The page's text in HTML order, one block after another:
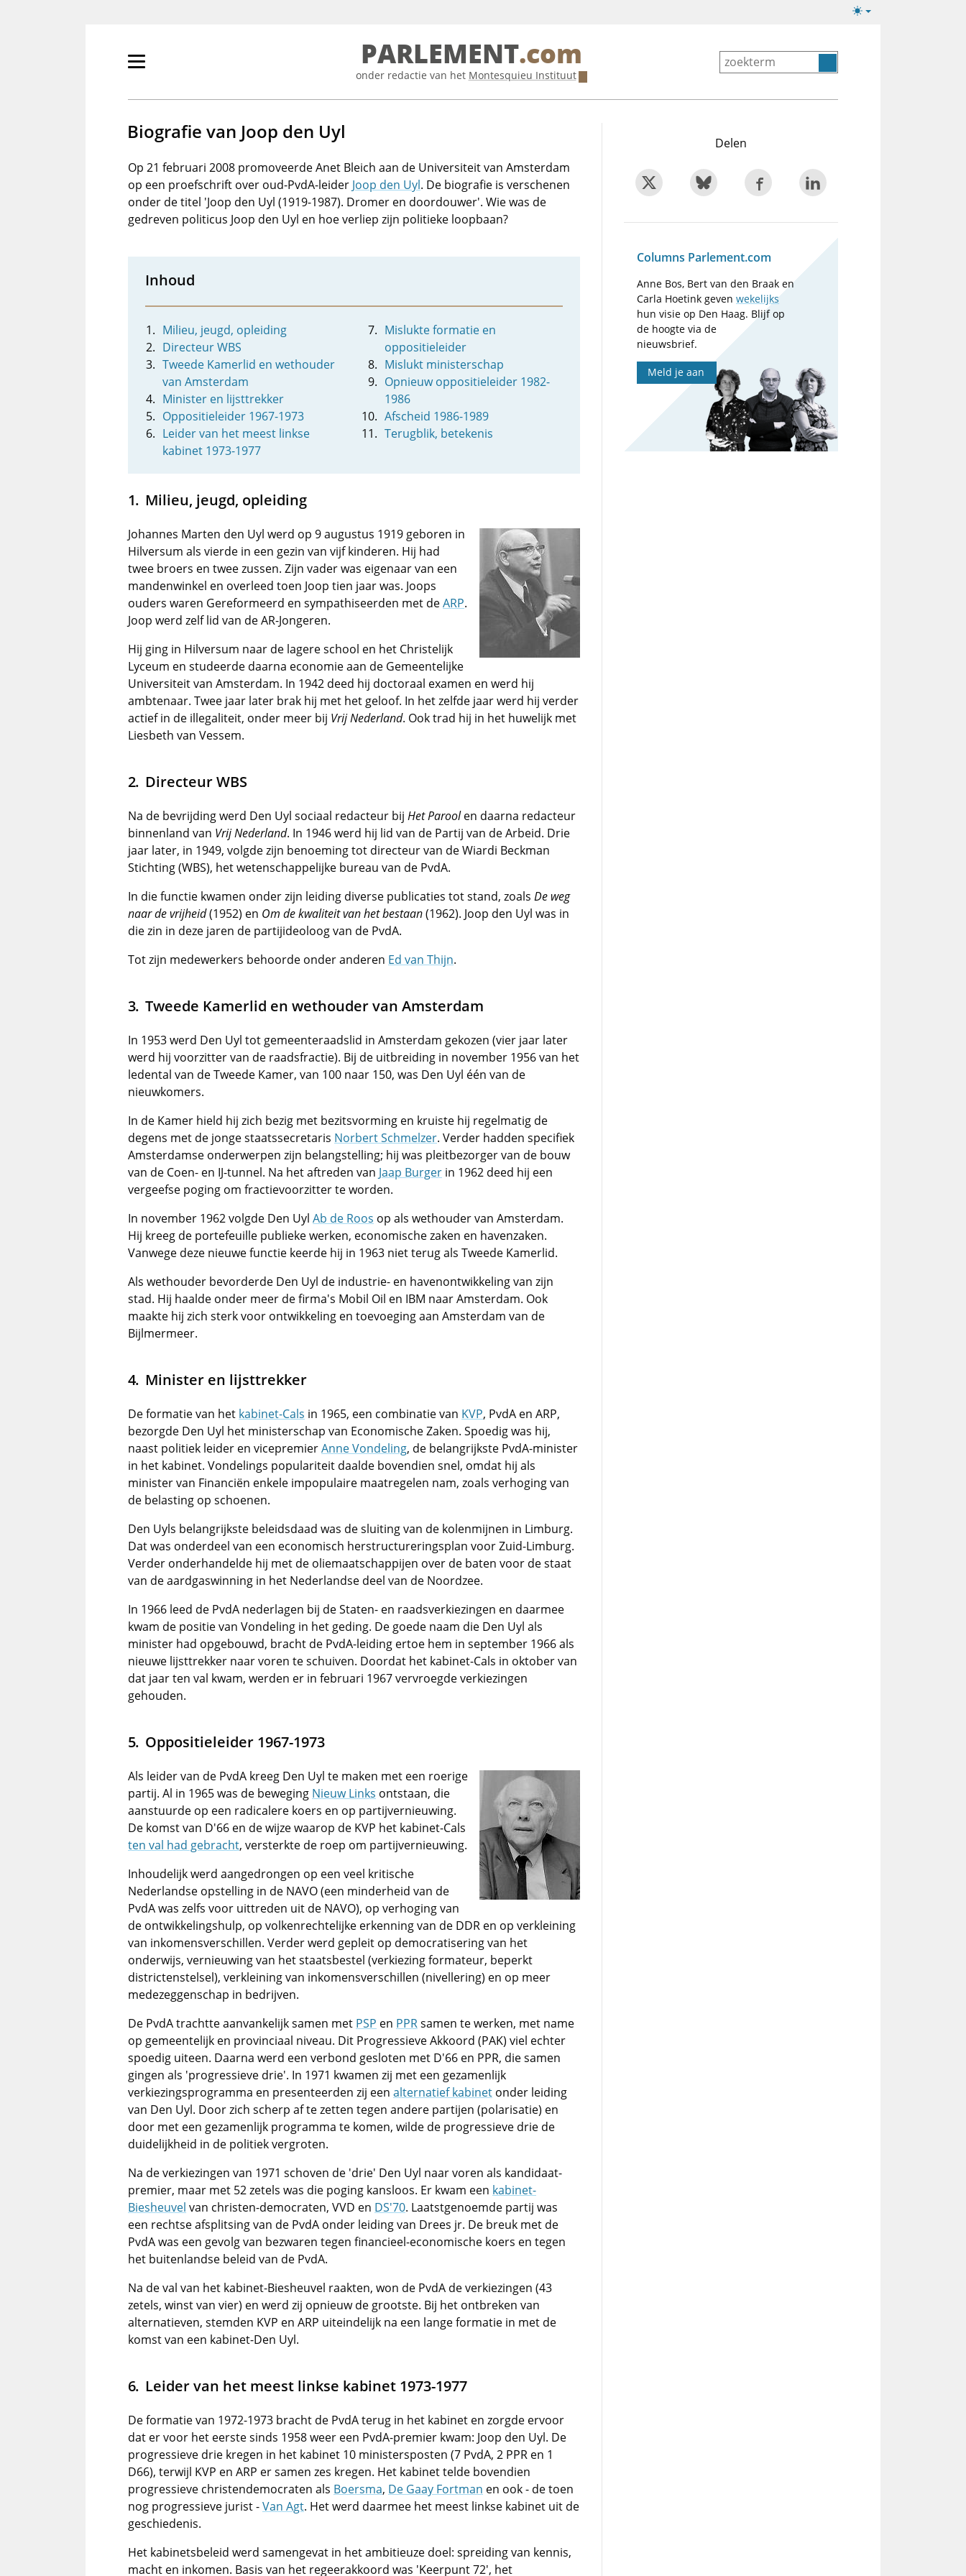
Lichte/donkere
Primair
tonen/verbergen
PARLEMENT.com
onder redactie van het Montesquieu Instituut
Biografie van Joop den Uyl
Op 21 februari 2008 promoveerde Anet Bleich aan de Universiteit van Amsterdam
op een proefschrift over oud-PvdA-leider Joop den Uyl. De biografie is verschenen
onder de titel 'Joop den Uyl (1919-1987). Dromer en doordouwer'. Wie was de
gedreven politicus Joop den Uyl en hoe verliep zijn politieke loopbaan?
Inhoud
Milieu, jeugd, opleiding
Directeur WBS
Tweede Kamerlid en wethouder
van Amsterdam
Minister en lijsttrekker
Oppositieleider 1967-1973
Leider van het meest linkse
kabinet 1973-1977
Mislukte formatie en
oppositieleider
Mislukt ministerschap
Opnieuw oppositieleider 1982-
1986
Afscheid 1986-1989
Terugblik, betekenis
Milieu, jeugd, opleiding
Johannes Marten den Uyl werd op 9 augustus 1919 geboren in
Hilversum als vierde in een gezin van vijf kinderen. Hij had
twee broers en twee zussen. Zijn vader was eigenaar van een
mandenwinkel en overleed toen Joop tien jaar was. Joops
ouders waren Gereformeerd en sympathiseerden met deARP.
Joop werd zelf lid van de AR-Jongeren.
Hij ging in Hilversum naar de lagere school en het Christelijk
Lyceum en studeerde daarna economie aan de Gemeentelijke
Universiteit van Amsterdam. In 1942 deed hij doctoraal examen en werd hij
ambtenaar. Twee jaar later brak hij met het geloof. In het zelfde jaar werd hij verder
actief in de illegaliteit, onder meer bij Vrij Nederland. Ook trad hij in het huwelijk met
Liesbeth van Vessem.
Directeur WBS
Na de bevrijding werd Den Uyl sociaal redacteur bij Het Paroolen daarna redacteur
binnenland van Vrij Nederland. In 1946 werd hij lid van de Partij van de Arbeid. Drie
jaar later, in 1949, volgde zijn benoeming tot directeur van de Wiardi Beckman
Stichting (WBS), het wetenschappelijke bureau van de PvdA.
In die functie kwamen onder zijn leiding diverse publicaties tot stand, zoals De weg
naar de vrijheid(1952) en Om de kwaliteit van het bestaan(1962). Joop den Uyl was in
die zin in deze jaren de partijideoloog van de PvdA.
Tot zijn medewerkers behoorde onder anderen Ed van Thijn.
Tweede Kamerlid en wethouder van Amsterdam
In 1953 werd Den Uyl tot gemeenteraadslid in Amsterdam gekozen (vier jaar later
werd hij voorzitter van de raadsfractie). Bij de uitbreiding in november 1956 van het
ledental van de Tweede Kamer, van 100 naar 150, was Den Uyl één van de
nieuwkomers.
In de Kamer hield hij zich bezig met bezitsvorming en kruiste hij regelmatig de
degens met de jonge staatssecretaris Norbert Schmelzer. Verder hadden specifiek
Amsterdamse onderwerpen zijn belangstelling; hij was pleitbezorger van de bouw
van de Coen- en IJ-tunnel. Na het aftreden van Jaap Burger in 1962 deed hij een
vergeefse poging om fractievoorzitter te worden.
In november 1962 volgde Den Uyl Ab de Roos op als wethouder van Amsterdam.
Hij kreeg de portefeuille publieke werken, economische zaken en havenzaken.
Vanwege deze nieuwe functie keerde hij in 1963 niet terug als Tweede Kamerlid.
Als wethouder bevorderde Den Uyl de industrie- en havenontwikkeling van zijn
stad. Hij haalde onder meer de firma's Mobil Oil en IBM naar Amsterdam. Ook
maakte hij zich sterk voor ontwikkeling en toevoeging aan Amsterdam van de
Bijlmermeer.
Minister en lijsttrekker
De formatie van het kabinet-Cals in 1965, een combinatie van KVP, PvdA en ARP,
bezorgde Den Uyl het ministerschap van Economische Zaken. Spoedig was hij,
naast politiek leider en vicepremierAnne Vondeling, de belangrijkste PvdA-minister
in het kabinet. Vondelings populariteit daalde bovendien snel, omdat hij als
minister van Financiën enkele impopulaire maatregelen nam, zoals verhoging van
de belasting op schoenen.
Den Uyls belangrijkste beleidsdaad was de sluiting van de kolenmijnen in Limburg.
Dat was onderdeel van een economisch herstructureringsplan voor Zuid-Limburg.
Verder onderhandelde hij met de oliemaatschappijen over de baten voor de staat
van de aardgaswinning in het Nederlandse deel van de Noordzee.
In 1966 leed de PvdA nederlagen bij de Staten- en raadsverkiezingen en daarmee
kwam de positie van Vondeling in het geding. De goede naam die Den Uyl als
minister had opgebouwd, bracht de PvdA-leiding ertoe hem in september 1966 als
nieuwe lijsttrekker naar voren te schuiven. Doordat het kabinet-Cals in oktober van
dat jaar ten val kwam, werden er in februari 1967 vervroegde verkiezingen
gehouden.
Oppositieleider 1967-1973
Als leider van de PvdA kreeg Den Uyl te maken met een roerige
partij. Al in 1965 was de beweging Nieuw Links ontstaan, die
aanstuurde op een radicalere koers en op partijvernieuwing.
De komst van D'66 en de wijze waarop de KVP het kabinet-Cals
ten val had gebracht, versterkte de roep om partijvernieuwing.
Inhoudelijk werd aangedrongen op een veel kritische
Nederlandse opstelling in de NAVO (een minderheid van de
PvdA was zelfs voor uittreden uit de NAVO), op verhoging van
de ontwikkelingshulp, op volkenrechtelijke erkenning van de DDR en op verkleining
van inkomensverschillen. Verder werd gepleit op democratisering van het
onderwijs, vernieuwing van het staatsbestel (verkiezing formateur, beperkt
districtenstelsel), verkleining van inkomensverschillen (nivellering) en op meer
medezeggenschap in bedrijven.
De PvdA trachtte aanvankelijk samen met PSP en PPRsamen te werken, met name
op gemeentelijk en provinciaal niveau. Dit Progressieve Akkoord (PAK) viel echter
spoedig uiteen. Daarna werd een verbond gesloten met D'66 en PPR, die samen
gingen als 'progressieve drie'. In 1971 kwamen zij met een gezamenlijk
verkiezingsprogramma en presenteerden zij een alternatief kabinet onder leiding
van Den Uyl. Door zich scherp af te zetten tegen andere partijen (polarisatie) en
door met een gezamenlijk programma te komen, wilde de progressieve drie de
duidelijkheid in de politiek vergroten.
Na de verkiezingen van 1971 schoven de 'drie' Den Uyl naar voren als kandidaat-
premier, maar met 52 zetels was die poging kansloos. Er kwam een kabinet-
Biesheuvel van christen-democraten, VVD en DS'70. Laatstgenoemde partij was
een rechtse afsplitsing van de PvdA onder leiding van Drees jr. De breuk met de
PvdA was een gevolg van bezwaren tegen financieel-economische koers en tegen
het buitenlandse beleid van de PvdA.
Na de val van het kabinet-Biesheuvel raakten, won de PvdA de verkiezingen (43
zetels, winst van vier) en werd zij opnieuw de grootste. Bij het ontbreken van
alternatieven, stemden KVP en ARP uiteindelijk na een lange formatie in met de
komst van een kabinet-Den Uyl.
Leider van het meest linkse kabinet 1973-1977
De formatie van 1972-1973 bracht de PvdA terug in het kabinet en zorgde ervoor
dat er voor het eerste sinds 1958 weer een PvdA-premier kwam: Joop den Uyl. De
progressieve drie kregen in het kabinet 10 ministersposten (7 PvdA, 2 PPR en 1
D66), terwijl KVP en ARP er samen zes kregen. Het kabinet telde bovendien
progressieve christendemocraten als Boersma, De Gaay Fortman en ook - de toen
nog progressieve jurist -Van Agt. Het werd daarmee het meest linkse kabinet uit de
geschiedenis.
Het kabinetsbeleid werd samengevat in het ambitieuze doel: spreiding van kennis,
macht en inkomen. Basis van het regeerakkoord was 'Keerpunt 72', het
Delen
Columns Parlement.com
Anne Bos, Bert van den Braak en
Carla Hoetink gevenwekelijks
hun visie op Den Haag. Blijf op
de hoogte via de
nieuwsbrief.
Meld je aan